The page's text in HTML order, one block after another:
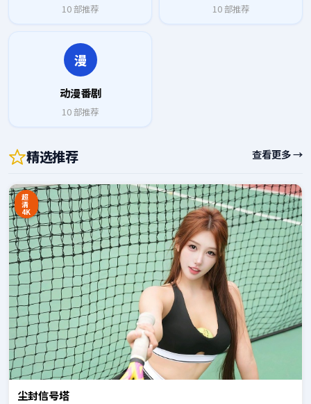
10部推荐 10部推荐
漫
动漫番剧
10部推荐
精选推荐 查看更多 →
超
清
4K
尘封信号塔